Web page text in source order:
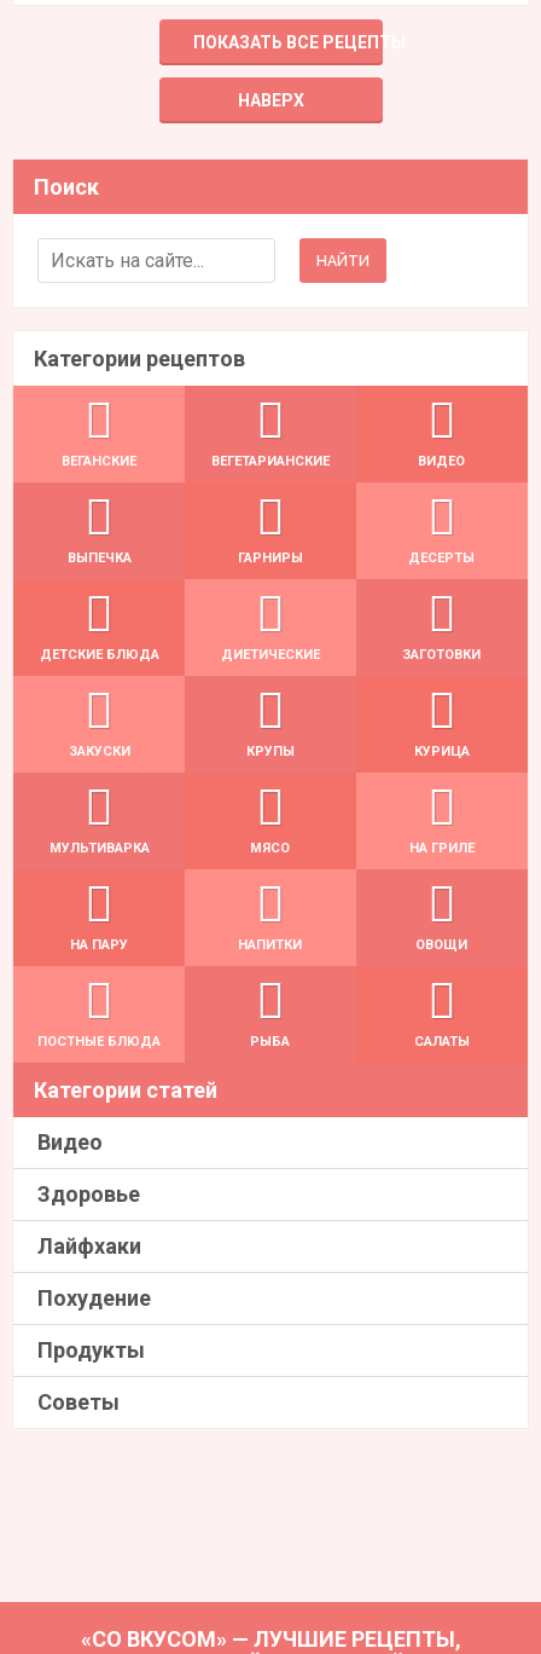
ПОКАЗАТЬ ВСЕ РЕЦЕПТЫ
НАВЕРХ
Поиск
Search for:
Категории рецептов
ВЕГАНСКИЕ ВЕГЕТАРИАНСКИЕ ВИДЕО
ВЫПЕЧКА ГАРНИРЫ ДЕСЕРТЫ
ДЕТСКИЕ БЛЮДА ДИЕТИЧЕСКИЕ ЗАГОТОВКИ
ЗАКУСКИ КРУПЫ КУРИЦА
МУЛЬТИВАРКА МЯСО НА ГРИЛЕ
НА ПАРУ НАПИТКИ ОВОЩИ
ПОСТНЫЕ БЛЮДА РЫБА САЛАТЫ
Категории статей
Видео
Здоровье
Лайфхаки
Похудение
Продукты
Советы
«СО ВКУСОМ» — ЛУЧШИЕ РЕЦЕПТЫ,